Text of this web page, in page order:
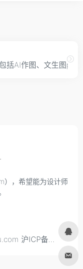
括AI作图、文生图
），希望能为设计师
沪ICP备